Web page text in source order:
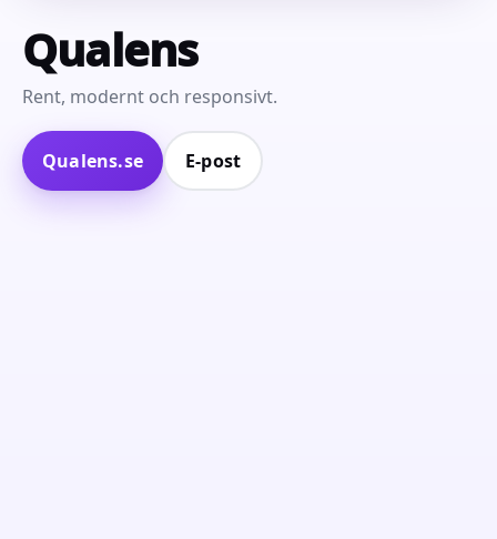
Qualens
Rent, modernt och responsivt.
Qualens.se E‑post